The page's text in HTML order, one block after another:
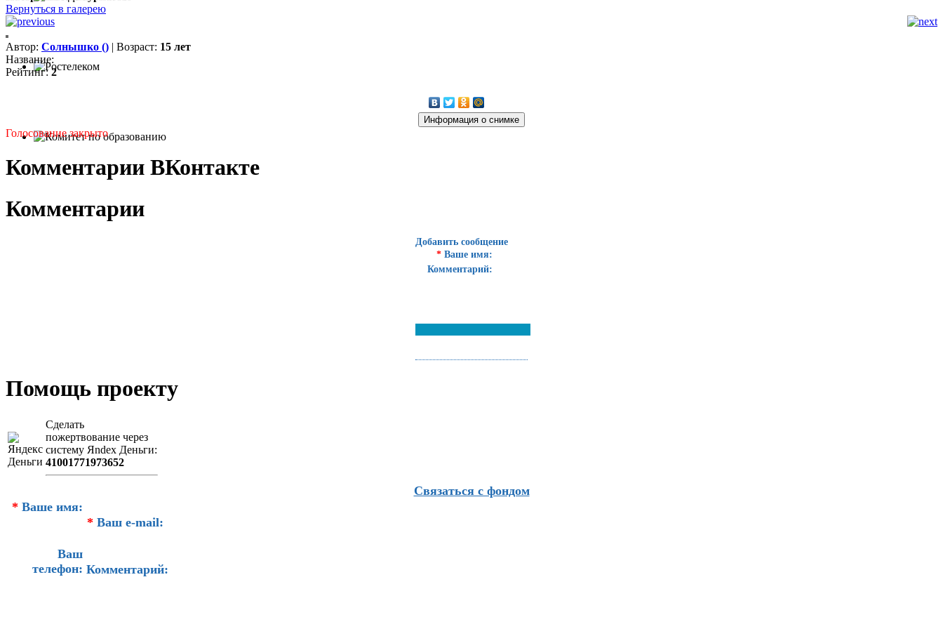
Вернуться в галерею
Автор: Солнышко () | Возраст: 15 лет
Название:
Рейтинг: 2
Голосование закрыто
Комментарии ВКонтакте
Комментарии
Добавить сообщение
* Ваше имя:
Комментарий:
Помощь проекту
Сделать
пожертвование через
систeму Яndex Деньги:
41001771973652
Связаться с фондом
* Ваше имя:
* Ваш e-mail:
Ваш
телефон: Комментарий: